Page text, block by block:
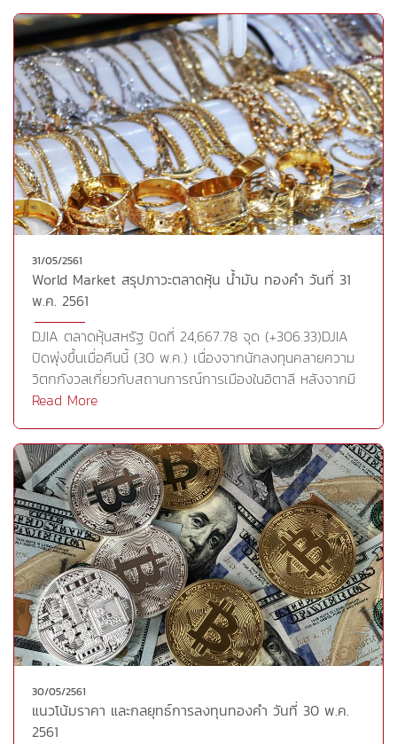
นักลงทุนยังจับตามองผลการเจรจาการค้าเมื่อประธานาธิบดี
โดนัลด์ ทรัมป์ แห่งสหรัฐและนายกรัฐมนตรี ชินโซะ อาเบะ
แห่งญี่ปุ่นพบกันในวันที่ 7 มิ.ย. ณ ทำเนียบขาว เบื้องต้นวาย
แอลจีเชื่อว่าการที่ราคาทองคำสามารถยืนเหนือบริเวณ
1,295-1,292 ดอลลาร์ต่อออนซ์ได้นั้นแสดงให้เห็นกำลังซื้อพยุง
ราคาไว้ ซึ่งหากราคาทองคำไม่หลุดโซนนี้ วายแอลจีประเมินว่า
ราคาทองคำจะปรับตัวขึ้นต่อไปได้กลยุทธ์การลงทุน ทางวาย
แอลจี แนะนำให้เก็งกำไรระยะสั้น เนื่องจากราคาทองคำยังมี
แนวโน้มการเคลื่อนไหวในลักษณะการแกว่งตัวในกรอบ ซึ่ง
ราคาทองคำยังมีการแกว่งตัวและยังมีความผันผวน ซึ่งหาก
ราคาทองคำลงมาทดสอบบริเวณแนวรับ 1,295-1,292
ดอลลาร์ต่อออนซ์อีกครั้ง และยังยืนเหนือได้จะ ดีดตัวขึ้นไป
ทดสอบแนวต้าน โดยประเมินแนวต้านไว้ที่ 1,307 หรือ 1,315
ดอลลาร์ต่อออนซ์ แต่หากขึ้นไปทดสอบแนวต้านแล้วไม่
สามารถผ่านไปได้ก็จะเห็นการย่อตัวของราคาลง โดยประเมิน
แนวรับที่ 1,292 แต่หากยืนไม่ได้จะมีแนวรับถัดไปที่ 1,280
ดอลลาร์ต่อออนซ์ การตั้งจุดตัดขาดทุนหรือจุดทำกำไรต้อง
ชัดเจน หากไม่อยากรับความเสี่ยงมากนักให้ชะลอการลงทุน
เพื่อรอดูการตั้งฐานก่อนเข้าลงทุนอีกครั้งทองคำแท่ง
(96.50%)แนวรับ 1,292 (19,550บาท) 1,280 (19,350บาท)
1,271 (19,200บาท)แนวต้าน 1,307 (19,800บาท) 1,315
(19,900บาท) 1,325 (20,050บาท) GOLD FUTURES
(GFM18)แนวรับ 1,292 (19,680บาท) 1,280 (19,500บาท)
1,271 (19,360บาท)แนวต้าน 1,307 (19,910บาท) 1,315
(20,030บาท) 1,325 (20,180บาท) Cr.https://goo.gl/xJaxY3
พรรคการเมืองหลักๆพยายามเจรจาเพื่อจัดตั้งรัฐบาลชุดใหม่
แต่นักลงทุนยังคงจับตาความขัดแย้งทางการค้าระหว่างจีน
และสหรัฐ หลังจากที่ทำเนียบขาวออกแถลงการณ์ว่า รัฐบาล
สหรัฐจะยังคงเดินหน้าใช้มาตรการปกป้องเทคโนโลยี และ
ทรัพย์สินทางปัญญาจากพฤติกรรมทางการค้าที่ไม่เหมาะสม
ของจีนแถลงการณ์ระบุว่า ในวันที่ 15 มิ.ย. สหรัฐจะเปิดเผย
รายชื่อสินค้าจีนวงเงิน 5 หมื่นล้านดอลลาร์ที่จะถูกเรียกเก็บ
ภาษีนำเข้า 25%Cr.
http://www.bangkokbiznews.com/news/detail/803498
31/05/2561
World Market สรุปภาวะตลาดหุ้น น้ำมัน ทองคำ วันที่ 31
พ.ค. 2561
DJIA ตลาดหุ้นสหรัฐ ปิดที่ 24,667.78 จุด (+306.33)DJIA
ปิดพุ่งขึ้นเมื่อคืนนี้ (30 พ.ค.) เนื่องจากนักลงทุนคลายความ
วิตกกังวลเกี่ยวกับสถานการณ์การเมืองในอิตาลี หลังจากมี
รายงานว่าพรรคการเมืองใหญ่ของอิตาลีกำลังร่วมมือกันเพื่อ
การพุ่งขึ้นของหุ้นกลุ่มพลังงาน หลังจากราคาน้ำมันดิบ WTI
ทะยานขึ้นกว่า 2% เมื่อคืนนี้ (ที่มา : สำนักข่า
วอินโฟเควสท์)DAX ตลาดหุ้นเยอรมันปิดที่ 12,783.76 จุด
(+117.25)FTSE 100 ตลาดหุ้นลอนดอนปิดที่ 7,689.57 จุด
(+56.93)สัญญาน้ำมันดิบเบรนท์ปิดที่ 77.38 ดอลลาร์/
บาร์เรล (-0.34)สัญญาทองคำตลาด COMEX (Commodity
Exchange) ปิดที่ระดับ 1301.73 ดอลลาร์/ออนซ์
(+0.35)ตลาดเอเชียเช้าวันที่ 31 พฤษภาคม 2561NIKKEI 225
ตลาดหุ้นญี่ปุ่นเปิดวันนี้ที่ 22,133.80 จุด (+115.28)HSI ตลาด
หุ้นฮ่องกง ปิดที่ 30,255.25 จุด (+198.46)SSE Composite
ปิดที่ 3,071.08 จุด (+29.64)Cr.https://goo.gl/hgFV52
Read More
30/05/2561
แนวโน้มราคา และกลยุทธ์การลงทุนทองคำ วันที่ 30 พ.ค.
2561